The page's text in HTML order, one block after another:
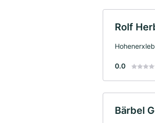
Rolf
0.0
Bärbel